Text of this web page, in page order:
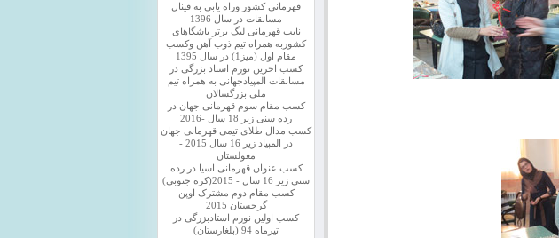
قهرمانی کشور وراه یابی به فینال
مسابقات در سال 1396
نایب قهرمانی لیگ برتر باشگاهای
کشوربه همراه تیم ذوب آهن وکسب
مقام اول (میز1) در سال 1395
کسب اخرین نورم استاد بزرگی در
مسابقات المپیادجهانی به همراه تیم
ملی بزرگسالان
کسب مقام سوم قهرمانی جهان در
رده سنی زیر 18 سال -2016
کسب مدال طلای تیمی قهرمانی جهان
در المپیاد زیر 16 سال 2015 -
مغولستان
کسب عنوان قهرمانی اسیا در رده
سنی زیر 16 سال - 2015(کره جنوبی)
کسب مقام دوم مشترک اوپن
گرجستان 2015
کسب اولین نورم استادبزرگی در
تیرماه 94 (بلغارستان)